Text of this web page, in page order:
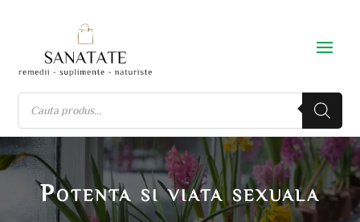
Potenta si viata sexuala